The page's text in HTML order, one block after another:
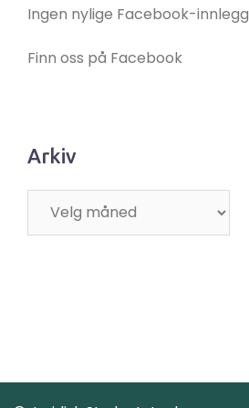
Ingen nylige Facebook-innlegg
Finn oss på Facebook
Arkiv